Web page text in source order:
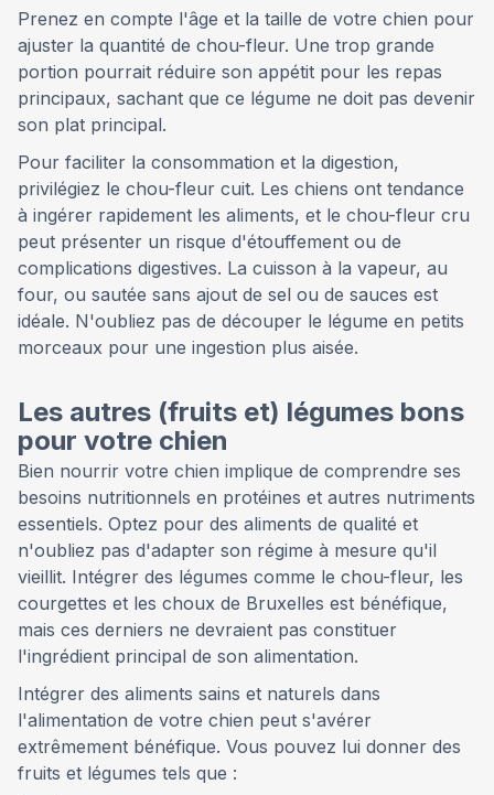
Prenez en compte l'âge et la taille de votre chien pour
ajuster la quantité de chou-fleur. Une trop grande
portion pourrait réduire son appétit pour les repas
principaux, sachant que ce légume ne doit pas devenir
son plat principal.
Pour faciliter la consommation et la digestion,
privilégiez le chou-fleur cuit. Les chiens ont tendance
à ingérer rapidement les aliments, et le chou-fleur cru
peut présenter un risque d'étouffement ou de
complications digestives. La cuisson à la vapeur, au
four, ou sautée sans ajout de sel ou de sauces est
idéale. N'oubliez pas de découper le légume en petits
morceaux pour une ingestion plus aisée.
Les autres (fruits et) légumes bons
pour votre chien
Bien nourrir votre chien implique de comprendre ses
besoins nutritionnels en protéines et autres nutriments
essentiels. Optez pour des aliments de qualité et
n'oubliez pas d'adapter son régime à mesure qu'il
vieillit. Intégrer des légumes comme le chou-fleur, les
courgettes et les choux de Bruxelles est bénéfique,
mais ces derniers ne devraient pas constituer
l'ingrédient principal de son alimentation.
Intégrer des aliments sains et naturels dans
l'alimentation de votre chien peut s'avérer
extrêmement bénéfique. Vous pouvez lui donner des
fruits et légumes tels que :